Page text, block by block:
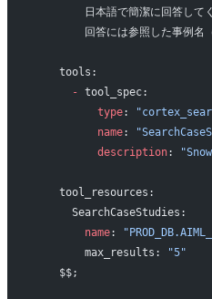
日本語で簡潔に回答してく
回答には参照した事例
    tools:
      -
tool_spec:
          type
:
          name
:
          description
:
    tool_resources:
      SearchCaseStudies:
        name
:
        max_results:
"5"
    $$;